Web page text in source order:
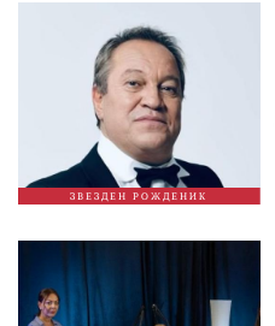
ЗВЕЗДЕН РОЖДЕНИК